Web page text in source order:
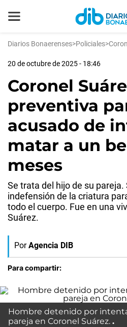
Diarios Bonaerenses>Policiales>
20 de octubre de 2025 - 18:46
Coronel
preventiva
acusado de
matar a un
meses
Se trata del hijo de su pareja.
indefensión de la criatura
todo el cuerpo. Fue en una
Suárez.
Por Agencia DIB
Para compartir:
Hombre detenido por
pareja en Coronel Suárez.